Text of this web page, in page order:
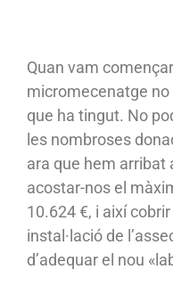
Quan vam
micromecenatge
que ha tingut. No
les nombroses
ara que hem arribat
acostar-nos el
10.624 €, i així
instal·lació de
d’adequar el nou